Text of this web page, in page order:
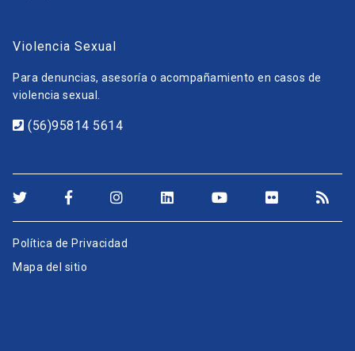
Violencia Sexual
Para denuncias, asesoría o acompañamiento en casos de
violencia sexual.
(56)95814 5614
Política de Privacidad
Mapa del sitio